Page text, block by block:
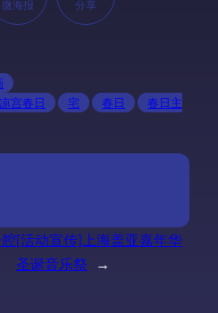
微海报 分享
凉宫春日 宅 春日
春日主
[活动宣传]上海盖亚嘉年华
圣诞音乐祭
→